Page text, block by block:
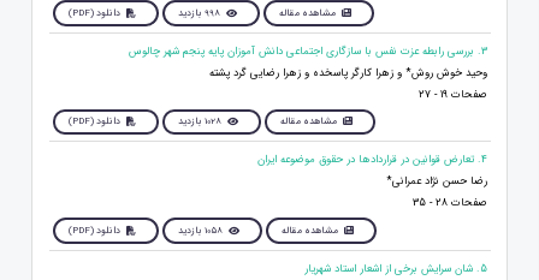
مشاهده مقاله 998 بازدید دانلود (PDF)
3. بررسی رابطه عزت نفس با سازگاری اجتماعی دانش آموزان پایه پنجم شهر چالوس
وحید خوش روش* و زهرا کارگر پاسخده و زهرا رضایی گرد پشته
صفحات 19 - 27
مشاهده مقاله 1028 بازدید دانلود (PDF)
4. تعارض قوانین در قراردادها در حقوق موضوعه ایران
رضا حسن نژاد عمرانی*
صفحات 28 - 35
مشاهده مقاله 1058 بازدید دانلود (PDF)
5. شان سرایش برخی از اشعار استاد شهریار